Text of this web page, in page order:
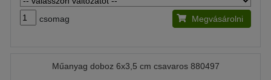
csomag Megvásárolni
Műanyag doboz 6x3,5 cm csavaros 880497